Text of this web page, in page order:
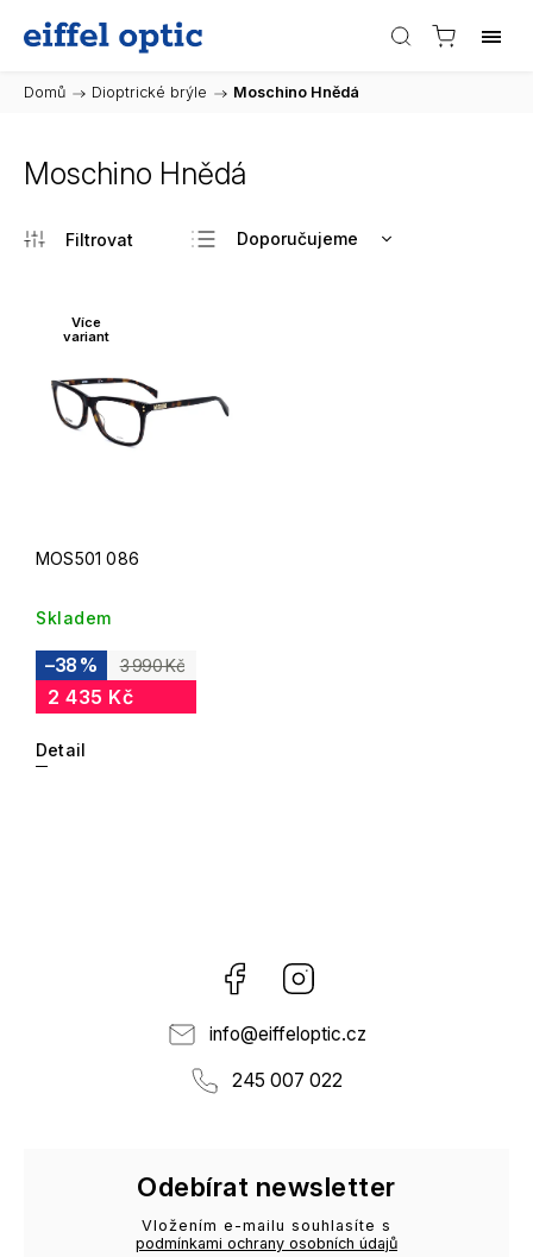
Domů / Dioptrické brýle / Moschino Hnědá
Moschino Hnědá
Doporučujeme
Více
variant
MOS501 086
Skladem
3 990 Kč
–38 %
2 435 Kč
Detail
Facebook
info@eiffeloptic.cz
245 007 022
Odebírat newsletter
Vložením e-mailu souhlasíte s
podmínkami ochrany osobních údajů